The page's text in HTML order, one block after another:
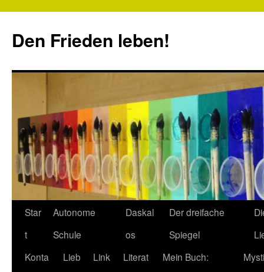
springen
Den Frieden leben!
Star
t
Autonome
Schule
Daskal
os
Der dreifache
Spiegel
Konta
Lieb
Link
Literat
Mein Buch: